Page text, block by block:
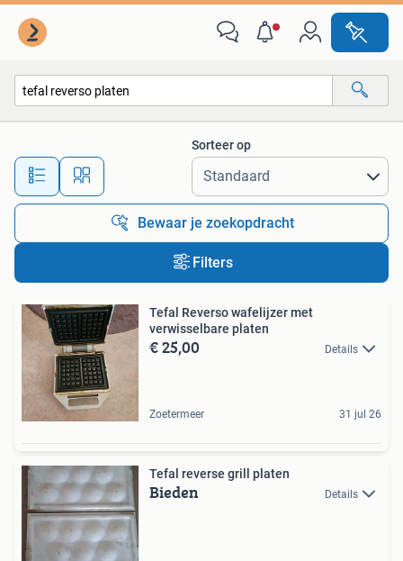
Alle afstanden…
Sorteer op
Bewaar je zoekopdracht
Filters
Tefal Reverso wafelijzer met
verwisselbare platen
€ 25,00 Details
Zoetermeer 31 jul 26
Tefal reverse grill platen
Bieden Details